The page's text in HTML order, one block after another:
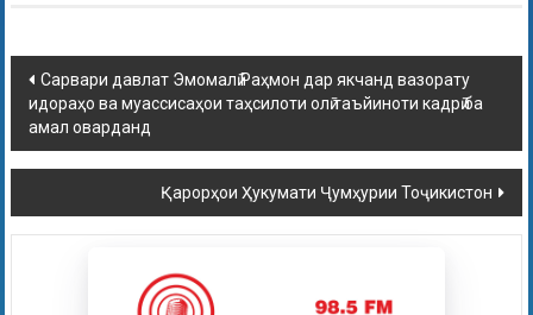
Сарвари давлат Эмомалӣ Раҳмон дар якчанд вазорату
идораҳо ва муассисаҳои таҳсилоти олӣ таъйиноти кадрӣ ба
амал оварданд
Қарорҳои Ҳукумати Ҷумҳурии Тоҷикистон